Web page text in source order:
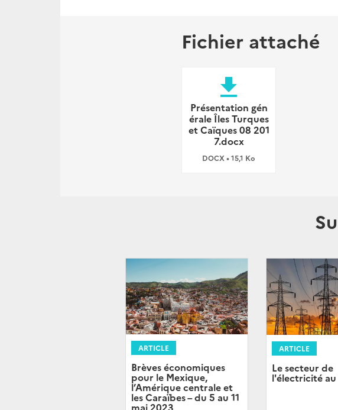
Fichier attaché
file_download
Présentation gén
érale Îles Turques
et Caïques 08 201
7.docx
DOCX • 15,1 Ko
ARTICLE
Brèves économiques
pour le Mexique,
l’Amérique centrale et
les Caraïbes – du 5 au 11
mai 2023
ARTICLE
Le secteur de
l'électricité au